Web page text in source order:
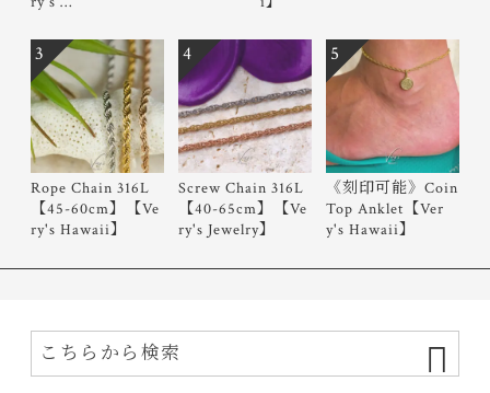
Rope Chain 316L
【45-60cm】【Ve
ry's Hawaii】
3
Screw Chain 316L
【40-65cm】【Ve
ry's Jewelry】
4
《刻印可能》Coin
Top Anklet【Ver
y's Hawaii】
5